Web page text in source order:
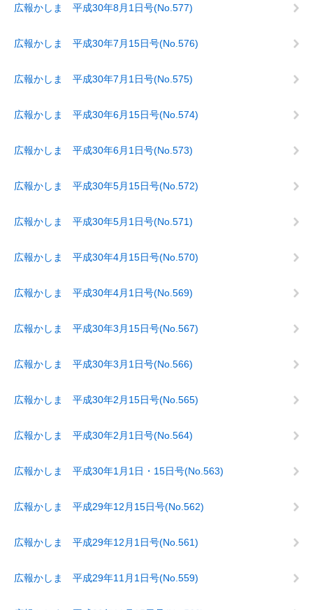
広報かしま 平成30年8月1日号(No.577)
広報かしま 平成30年7月15日号(No.576)
広報かしま 平成30年7月1日号(No.575)
広報かしま 平成30年6月15日号(No.574)
広報かしま 平成30年6月1日号(No.573)
広報かしま 平成30年5月15日号(No.572)
広報かしま 平成30年5月1日号(No.571)
広報かしま 平成30年4月15日号(No.570)
広報かしま 平成30年4月1日号(No.569)
広報かしま 平成30年3月15日号(No.567)
広報かしま 平成30年3月1日号(No.566)
広報かしま 平成30年2月15日号(No.565)
広報かしま 平成30年2月1日号(No.564)
広報かしま 平成30年1月1日・15日号(No.563)
広報かしま 平成29年12月15日号(No.562)
広報かしま 平成29年12月1日号(No.561)
広報かしま 平成29年11月1日号(No.559)